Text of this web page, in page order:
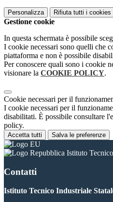
Personalizza Rifiuta tutti i cookies
Gestione cookie
In questa schermata è possibile
I cookie necessari sono quelli che
piattaforma e non è possibile
Per conoscere quali sono i cookie
visionare la COOKIE POLICY.
Cookie necessari per il
I cookie necessari per il
disabilitati. È possibile consultare
policy.
Accetta tutti Salva le preferenze
Istituto
Contatti
Istituto Tecnico Industriale